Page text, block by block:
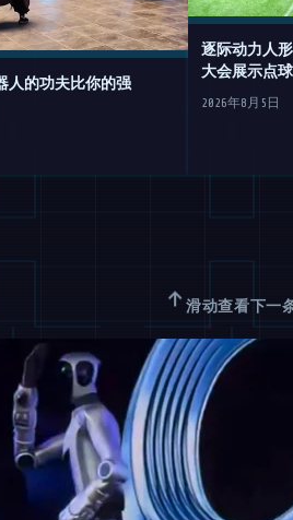
人的功夫比你的强
逐际动力人
大会展示点
2026年8月5日
↑ 滑动查看下一